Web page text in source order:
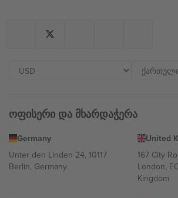
ოფისერი და მხარდაჭერა
Germany
Unter den Linden 24, 10117
Berlin, Germany
United
167 City
London,
Kingdom